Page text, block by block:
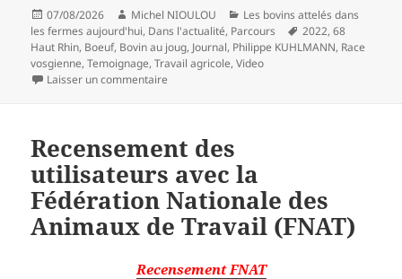
Publié
le
07/08/2026 Auteur
Michel NIOULOU Catégories
Les bovins attelés dans
les fermes aujourd'hui, Dans l'actualité, Parcours
Mots-
clés
2022,68
Haut Rhin, Boeuf, Bovin au joug, Journal, Philippe KUHLMANN, Race
vosgienne,Temoignage,Travail agricole,Video
Laisser un commentaire
Recensement des
utilisateurs avec la
Fédération Nationale des
Animaux de Travail (FNAT)
Recensement FNAT